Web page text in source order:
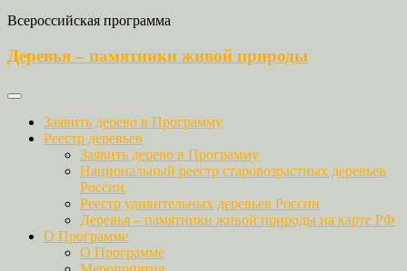
Всероссийская программа
Деревья – памятники живой природы
Заявить дерево в Программу
Реестр деревьев
Заявить дерево в Программу
Национальный реестр старовозрастных деревьев
России
Реестр удивительных деревьев России
Деревья – памятники живой природы на карте РФ
О Программе
О Программе